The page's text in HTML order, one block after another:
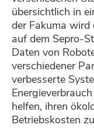
übersichtlich in
der Fakuma wird
auf dem Sepro-
Daten von
verschiedener
verbesserte
helfen, ihren
Betriebskosten